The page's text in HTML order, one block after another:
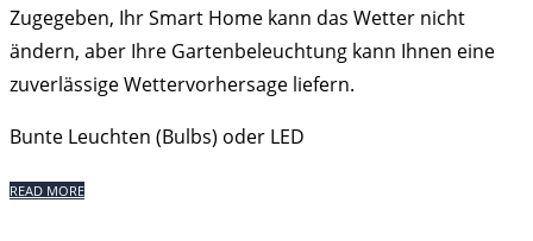
Zugegeben, Ihr Smart Home kann das Wetter nicht
ändern, aber Ihre Gartenbeleuchtung kann Ihnen eine
zuverlässige Wettervorhersage liefern.
Bunte Leuchten (Bulbs) oder LED
READ MORE